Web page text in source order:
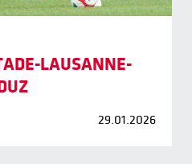
LAUSANNE-
29.01.2026